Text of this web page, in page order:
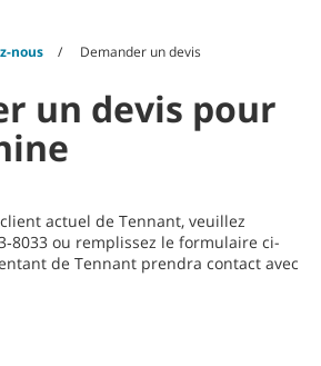
nous Demander un devis
un devis pour
actuel de Tennant, veuillez
ou remplissez le formulaire ci-
de Tennant prendra contact avec